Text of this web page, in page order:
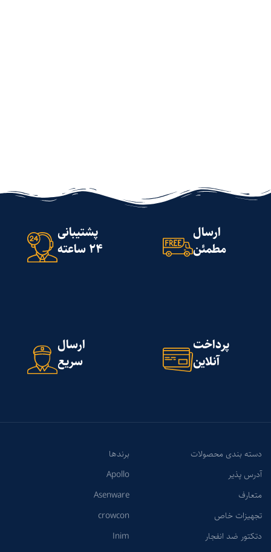
ارسال
مطمئن
پشتیبانی
24 ساعته
پرداخت
آنلاین
ارسال
سریع
دسته بندی محصولات
آدرس پذیر
متعارف
تجهیزات خاص
دتکتور ضد انفجار
برندها
Apollo
Asenware
crowcon
Inim